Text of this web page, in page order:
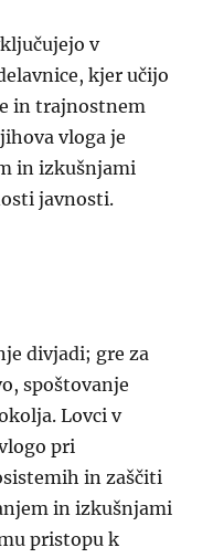
v
kjer učijo
in trajnostnem
vloga je
in izkušnjami
javnosti.
divjadi; gre za
spoštovanje
Lovci v
pri
in zaščiti
in izkušnjami
pristopu k